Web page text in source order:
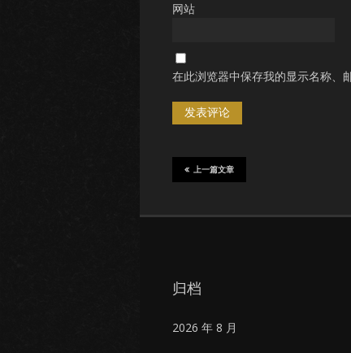
网站
在此浏览器中保存我的显示名称、
上一篇文章
归档
2026 年 8 月